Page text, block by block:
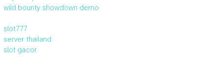
wild bounty showdown demo
slot777
server thailand
slot gacor